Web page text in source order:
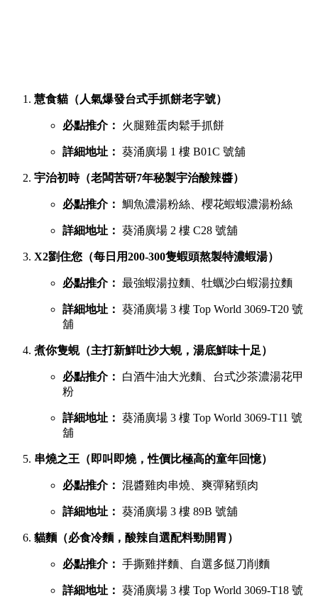
慧食貓（人氣爆發台式手抓餅老字號）
必點推介： 火腿雞蛋肉鬆手抓餅
詳細地址： 葵涌廣場 1 樓 B01C 號舖
宇治初時（老闆苦研7年秘製宇治酸辣醬）
必點推介： 鯛魚濃湯粉絲、櫻花蝦蝦濃湯粉絲
詳細地址： 葵涌廣場 2 樓 C28 號舖
X2劉住您（每日用200-300隻蝦頭熬製特濃蝦湯）
必點推介： 最強蝦湯拉麵、牡蠣沙白蝦湯拉麵
詳細地址： 葵涌廣場 3 樓 Top World 3069-T20 號
舖
煮你隻蜆（主打新鮮吐沙大蜆，湯底鮮味十足）
必點推介：
白酒牛油大光麵、台式沙茶濃湯花甲
粉
詳細地址： 葵涌廣場 3 樓 Top World 3069-T11 號
舖
串燒之王（即叫即燒，性價比極高的童年回憶）
必點推介： 混醬雞肉串燒、爽彈豬頸肉
詳細地址： 葵涌廣場 3 樓 89B 號舖
貓麵（必食冷麵，酸辣自選配料勁開胃）
必點推介： 手撕雞拌麵、自選多餸刀削麵
詳細地址： 葵涌廣場 3 樓 Top World 3069-T18 號